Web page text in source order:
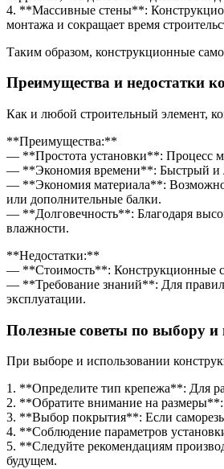
4. **Массивные стены**:
монтажа и сокращает время
Таким образом, конструкционные
Преимущества и недостатки
Как и любой строительный элемент,
**Преимущества:**
— **Простота установки**: Процесс
— **Экономия времени**: Быстрый и
— **Экономия материала**:
или дополнительные балки.
— **Долговечность**: Благодаря
влажности.
**Недостатки:**
— **Стоимость**: Конструкционные
— **Требование знаний**: Для
эксплуатации.
Полезные советы по выбору и
При выборе и использовании
1. **Определите тип крепежа**: Для
2. **Обратите внимание на
3. **Выбор покрытия**: Если саморезы
4. **Соблюдение параметров
5. **Следуйте рекомендациям
будущем.